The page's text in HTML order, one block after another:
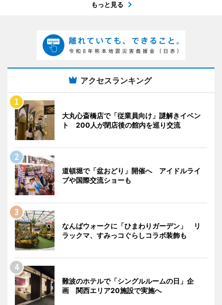
もっと見る
アクセスランキング
大丸心斎橋店で「従業員向け」謎解きイベン
ト 200人が閉店後の館内を巡り交流
道頓堀で「盆おどり」開催へ アイドルライ
ブや国際交流ショーも
なんばウォークに「ひまわりガーデン」 リ
ラックマ、すみっコぐらしコラボ装飾も
難波のホテルで「シングルルームの日」企
画 関西エリア20施設で実施へ